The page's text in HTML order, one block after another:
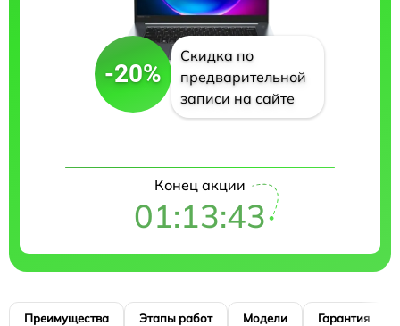
-20%
Скидка по
предварительной
записи на сайте
Конец акции
01:13:42
Преимущества Этапы работ Модели Гарантия